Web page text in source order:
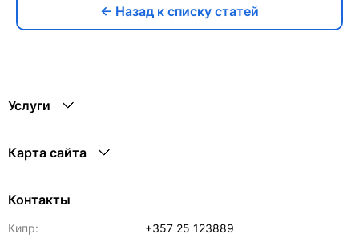
← Назад к списку статей
Услуги
Карта сайта
Контакты
Кипр:
+357 25 123889